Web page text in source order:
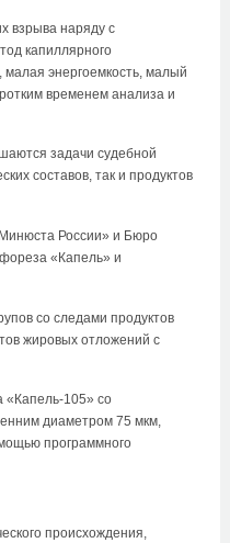
взрыва наряду с
капиллярного
энергоемкость, малый
временем анализа и
задачи судебной
составов, так и продуктов
России» и Бюро
«Капель» и
со следами продуктов
жировых отложений с
«Капель-105» со
диаметром 75 мкм,
программного
происхождения,